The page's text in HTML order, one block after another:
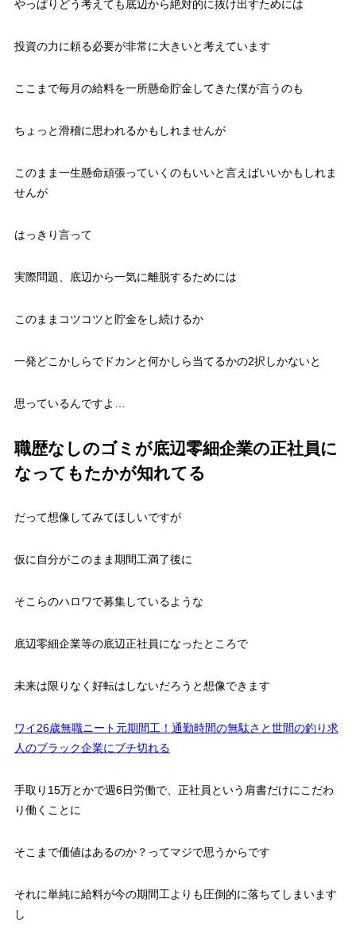
やっぱりどう考えても底辺から絶対的に抜け出すためには
投資の力に頼る必要が非常に大きいと考えています
ここまで毎月の給料を一所懸命貯金してきた僕が言うのも
ちょっと滑稽に思われるかもしれませんが
このまま一生懸命頑張っていくのもいいと言えばいいかもしれま
せんが
はっきり言って
実際問題、底辺から一気に離脱するためには
このままコツコツと貯金をし続けるか
一発どこかしらでドカンと何かしら当てるかの2択しかないと
思っているんですよ…
職歴なしのゴミが底辺零細企業の正社員に
なってもたかが知れてる
だって想像してみてほしいですが
仮に自分がこのまま期間工満了後に
そこらのハロワで募集しているような
底辺零細企業等の底辺正社員になったところで
未来は限りなく好転はしないだろうと想像できます
ワイ26歳無職ニート元期間工！通勤時間の無駄さと世間の釣り求
人のブラック企業にブチ切れる
手取り15万とかで週6日労働で、正社員という肩書だけにこだわ
り働くことに
そこまで価値はあるのか？ってマジで思うからです
それに単純に給料が今の期間工よりも圧倒的に落ちてしまいます
し